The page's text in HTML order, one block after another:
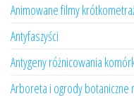
Animowane filmy
Antyfaszyści
Antygeny różnicowania
Arboreta i ogrody botaniczne